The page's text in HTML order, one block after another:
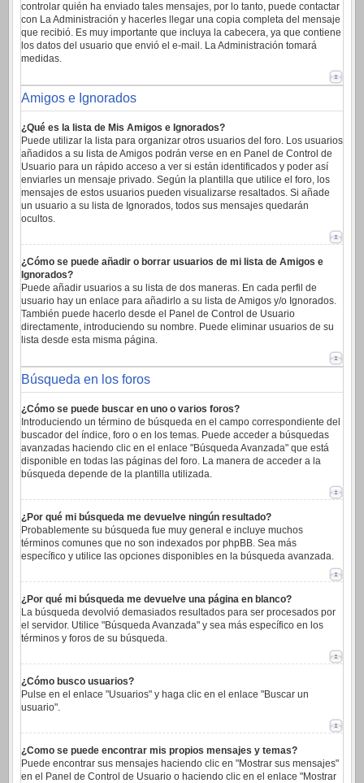
controlar quién ha enviado tales mensajes, por lo tanto, puede contactar
con La Administración y hacerles llegar una copia completa del mensaje
que recibió. Es muy importante que incluya la cabecera, ya que contiene
los datos del usuario que envió el e-mail. La Administración tomará
medidas.
Amigos e Ignorados
¿Qué es la lista de Mis Amigos e Ignorados?
Puede utilizar la lista para organizar otros usuarios del foro. Los usuarios
añadidos a su lista de Amigos podrán verse en en Panel de Control de
Usuario para un rápido acceso a ver si están identificados y poder así
enviarles un mensaje privado. Según la plantilla que utilice el foro, los
mensajes de estos usuarios pueden visualizarse resaltados. Si añade
un usuario a su lista de Ignorados, todos sus mensajes quedarán
ocultos.
¿Cómo se puede añadir o borrar usuarios de mi lista de Amigos e
Ignorados?
Puede añadir usuarios a su lista de dos maneras. En cada perfil de
usuario hay un enlace para añadirlo a su lista de Amigos y/o Ignorados.
También puede hacerlo desde el Panel de Control de Usuario
directamente, introduciendo su nombre. Puede eliminar usuarios de su
lista desde esta misma página.
Búsqueda en los foros
¿Cómo se puede buscar en uno o varios foros?
Introduciendo un término de búsqueda en el campo correspondiente del
buscador del índice, foro o en los temas. Puede acceder a búsquedas
avanzadas haciendo clic en el enlace "Búsqueda Avanzada" que está
disponible en todas las páginas del foro. La manera de acceder a la
búsqueda depende de la plantilla utilizada.
¿Por qué mi búsqueda me devuelve ningún resultado?
Probablemente su búsqueda fue muy general e incluye muchos
términos comunes que no son indexados por phpBB. Sea más
específico y utilice las opciones disponibles en la búsqueda avanzada.
¿Por qué mi búsqueda me devuelve una página en blanco?
La búsqueda devolvió demasiados resultados para ser procesados por
el servidor. Utilice "Búsqueda Avanzada" y sea más específico en los
términos y foros de su búsqueda.
¿Cómo busco usuarios?
Pulse en el enlace "Usuarios" y haga clic en el enlace "Buscar un
usuario".
¿Como se puede encontrar mis propios mensajes y temas?
Puede encontrar sus mensajes haciendo clic en "Mostrar sus mensajes"
en el Panel de Control de Usuario o haciendo clic en el enlace "Mostrar